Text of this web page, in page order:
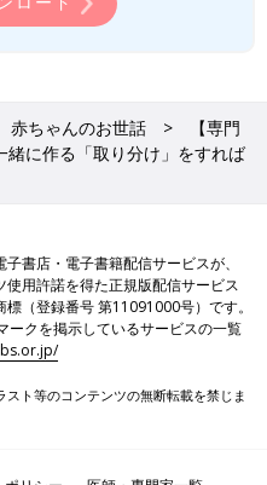
赤ちゃんのお世話
【専門
に作る「取り分け」をすれば
書店・電子書籍配信サービスが、
使用許諾を得た正規版配信サービス
（登録番号 第11091000号）です。
ークを掲示しているサービスの一覧
ト等のコンテンツの無断転載を禁じま